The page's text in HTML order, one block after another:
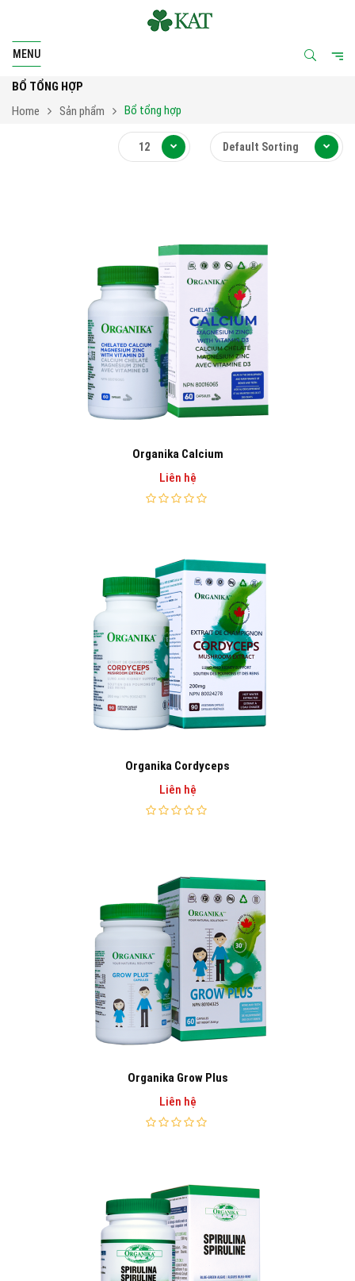
MENU
BỔ TỔNG HỢP
Home
Sản phẩm Bổ tổng hợp
Default Sorting
12
Organika Calcium
Liên hệ
Organika Cordyceps
Liên hệ
Organika Grow Plus
Liên hệ